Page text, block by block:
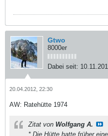
Gtwo
8000er
Dabei seit:
20.04.2012, 22:30
AW: Ratehütte 1974
Zitat von Wolfgang A.
* Die Hütte hatte früher